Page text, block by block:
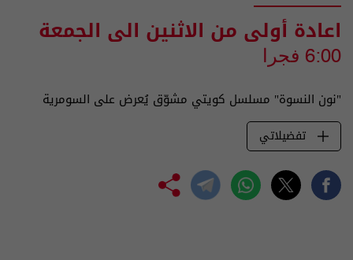
اعادة أولى من الاثنين الى الجمعة
6:00 فجرا
"نون النسوة" مسلسل كويتي مشوّق يُعرض على السومرية
تفضيلاتي